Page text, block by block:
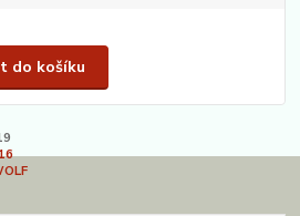
do košíku